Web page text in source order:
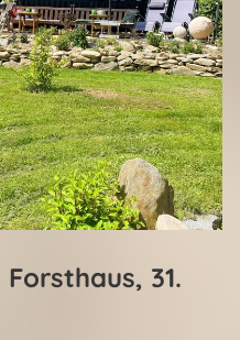
Forsthaus, 31.